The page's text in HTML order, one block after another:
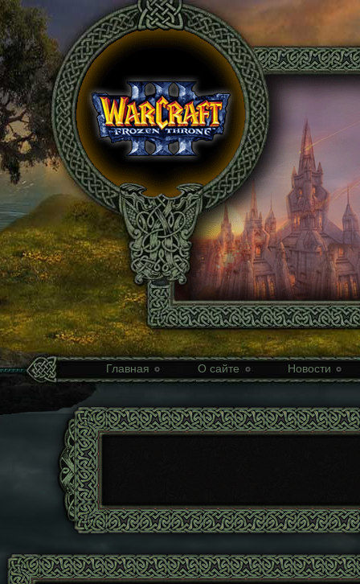
Главная О сайте Новости